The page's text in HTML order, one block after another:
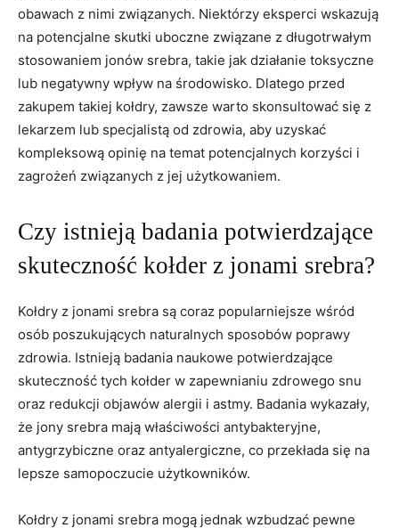
obawach ⁤z nimi związanych. Niektórzy eksperci wskazują
na potencjalne ⁤skutki ⁤uboczne związane z⁣ długotrwałym
stosowaniem jonów ⁣srebra, ⁤takie⁤ jak działanie toksyczne
lub negatywny wpływ na środowisko. ‍Dlatego przed
zakupem takiej kołdry, zawsze ⁣warto skonsultować się ⁣z
lekarzem lub specjalistą od zdrowia, aby uzyskać
kompleksową opinię na temat potencjalnych⁢ korzyści i
zagrożeń związanych ⁢z jej użytkowaniem.
Czy istnieją badania potwierdzające
skuteczność kołder z jonami srebra?
Kołdry‍ z​ jonami srebra są coraz popularniejsze​ wśród
osób poszukujących ‍naturalnych sposobów poprawy
zdrowia. Istnieją badania naukowe potwierdzające
skuteczność tych kołder w⁣ zapewnianiu​ zdrowego⁣ snu
⁣oraz redukcji⁤ objawów ‍alergii‌ i astmy. Badania ⁣wykazały,
‍że jony srebra mają właściwości antybakteryjne,‍
antygrzybiczne oraz antyalergiczne, co przekłada się na
lepsze samopoczucie użytkowników.
Kołdry z jonami srebra ‌mogą jednak wzbudzać pewne